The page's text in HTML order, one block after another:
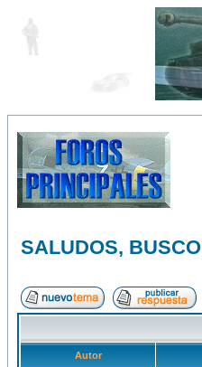
SALUDOS,
Autor